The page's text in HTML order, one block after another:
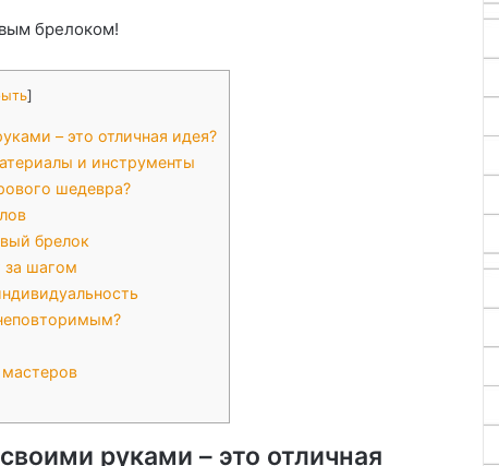
брелоком!
]
– это отличная идея?
и инструменты
шедевра?
брелок
за шагом
руками – это отличная
проверка
Роль точности при монтаже